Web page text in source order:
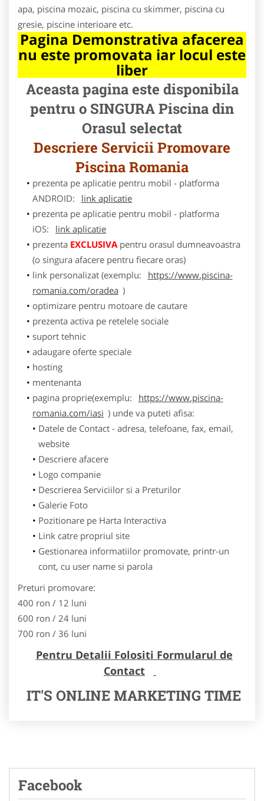
apa, piscina mozaic, piscina cu skimmer, piscina cu
gresie, piscine interioare etc.
Pagina Demonstrativa afacerea
nu este promovata iar locul este
liber
Aceasta pagina este disponibila
pentru o SINGURA Piscina din
Orasul selectat
Descriere Servicii Promovare
Piscina Romania
prezenta pe aplicatie pentru mobil - platforma
ANDROID:
link aplicatie
prezenta pe aplicatie pentru mobil - platforma
iOS:
link aplicatie
prezenta EXCLUSIVApentru orasul dumneavoastra
(o singura afacere pentru fiecare oras)
link personalizat (exemplu:
https://www.piscina-
romania.com/oradea )
optimizare pentru motoare de cautare
prezenta activa pe retelele sociale
suport tehnic
adaugare oferte speciale
hosting
mentenanta
pagina proprie(exemplu:
https://www.piscina-
romania.com/iasi ) unde va puteti afisa:
Datele de Contact - adresa, telefoane, fax, email,
website
Descriere afacere
Logo companie
Descrierea Serviciilor si a Preturilor
Galerie Foto
Pozitionare pe Harta Interactiva
Link catre propriul site
Gestionarea informatiilor promovate, printr-un
cont, cu user name si parola
Preturi promovare:
400 ron / 12 luni
600 ron / 24 luni
700 ron / 36 luni
Pentru Detalii Folositi Formularul de
Contact
IT'S ONLINE MARKETING TIME
Facebook